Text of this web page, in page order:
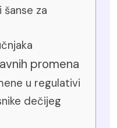
šanse za
promena
u regulativi
dečijeg